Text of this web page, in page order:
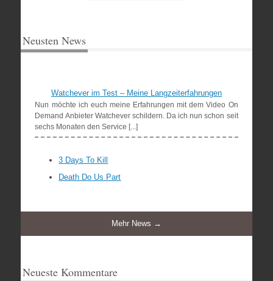
Neusten News
Watchever im Test – Meine Langzeiterfahrungen
Nun möchte ich euch meine Erfahrungen mit dem Video On
Demand Anbieter Watchever schildern. Da ich nun schon seit
sechs Monaten den Service [...]
3 Days To Kill
Death Do Us Part
Mehr News →
Neueste Kommentare